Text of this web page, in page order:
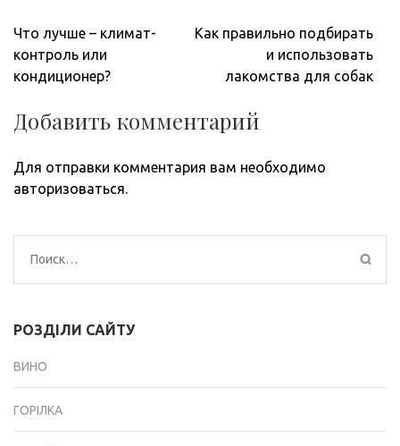
Навигация
по
записям
Что лучше – климат-
контроль или
кондиционер?
Как правильно подбирать
и использовать
лакомства для собак
Добавить комментарий
Для отправки комментария вам необходимо
авторизоваться.
Найти:
РОЗДІЛИ САЙТУ
ВИНО
ГОРІЛКА